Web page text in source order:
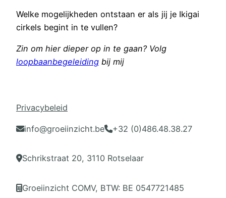
Welke mogelijkheden ontstaan er als jij je Ikigai
cirkels begint in te vullen?
Zin om hier dieper op in te gaan? Volg
loopbaanbegeleiding bij mij
Privacybeleid
info@groeiinzicht.be +32 (0)486.48.38.27
Schrikstraat 20, 3110 Rotselaar
Groeiinzicht COMV, BTW: BE 0547721485